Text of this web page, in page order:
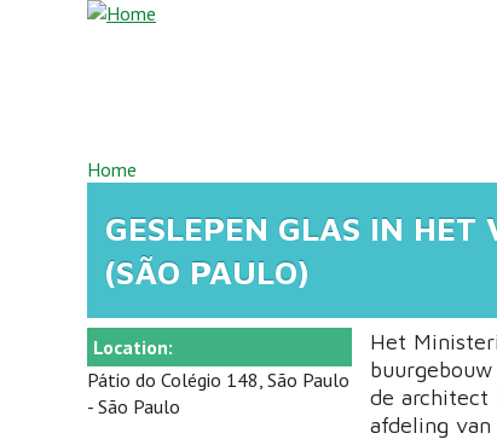
Overslaan en naar de inhoud gaan
U BENT HIER
Home
GESLEPEN GLAS IN
(SÃO PAULO)
Location:
Pátio do Colégio 148, São Paulo
- São Paulo
Het
de architect
afdeling